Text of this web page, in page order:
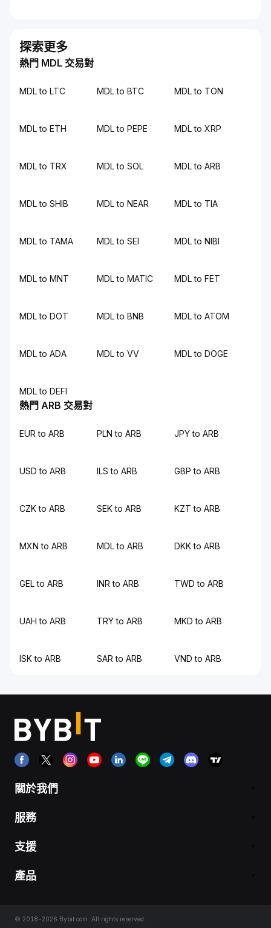
探索更多
熱門 MDL 交易對
MDL to LTC MDL to BTC MDL to TON
MDL to ETH MDL to PEPE MDL to XRP
MDL to TRX MDL to SOL MDL to ARB
MDL to SHIB MDL to NEAR MDL to TIA
MDL to TAMA MDL to SEI MDL to NIBI
MDL to MNT MDL to MATIC MDL to FET
MDL to DOT MDL to BNB MDL to ATOM
MDL to ADA MDL to VV MDL to DOGE
MDL to DEFI
熱門 ARB 交易對
EUR to ARB PLN to ARB JPY to ARB
USD to ARB ILS to ARB GBP to ARB
CZK to ARB SEK to ARB KZT to ARB
MXN to ARB MDL to ARB DKK to ARB
GEL to ARB INR to ARB TWD to ARB
UAH to ARB TRY to ARB MKD to ARB
ISK to ARB SAR to ARB VND to ARB
關於我們
服務
支援
產品
© 2018-2026 Bybit.com. All rights reserved.